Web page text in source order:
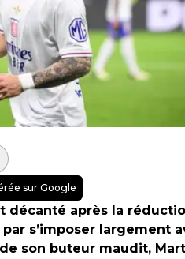
sur Google
décanté après la
par s’imposer largement
son buteur maudit,